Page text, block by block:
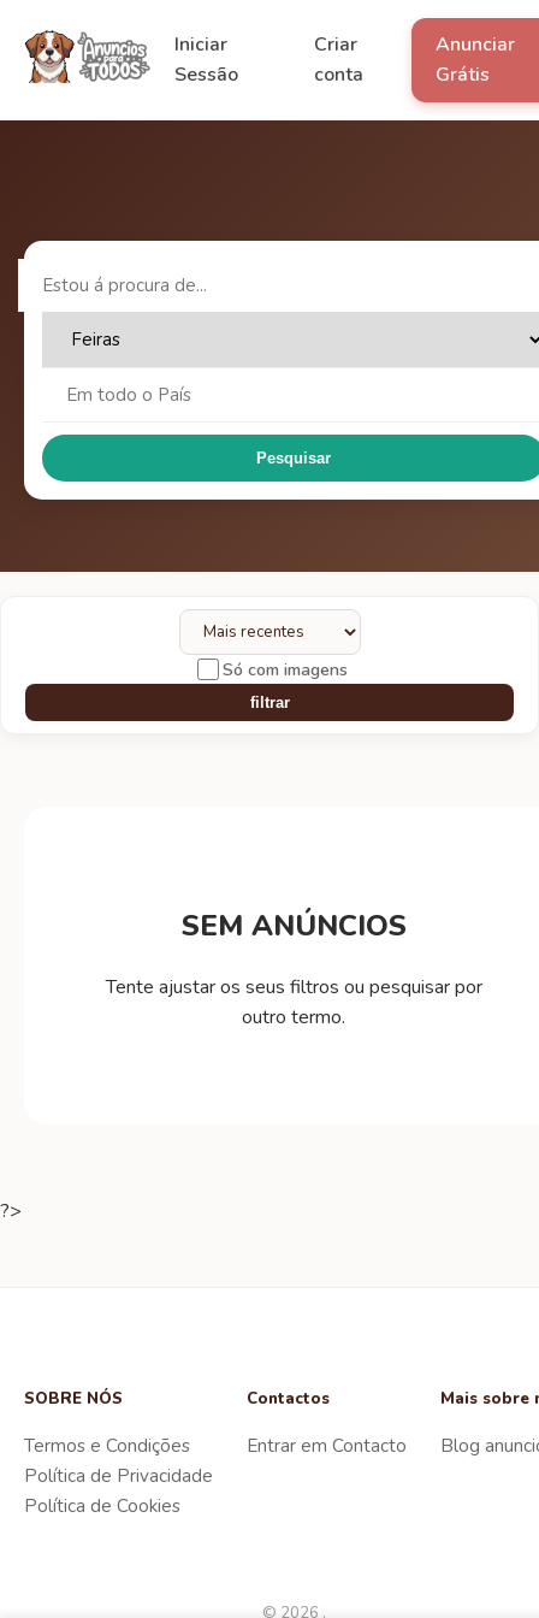
Iniciar
Sessão
Criar
conta
Anunciar
Grátis
Pesquisar
Só com imagens
filtrar
SEM ANÚNCIOS
Tente ajustar os seus filtros ou pesquisar por
outro termo.
?>
SOBRE NÓS
Termos e Condições
Política de Privacidade
Política de Cookies
Contactos
Entrar em Contacto
Mais sobre
Blog
© 2026 .